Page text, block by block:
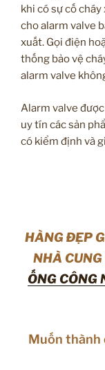
khi có sự cố
cho alarm valve
xuất. Gọi điện
thống bảo vệ
alarm valve
Alarm valve được
uy tín các sản
có kiểm định và
HÀNG ĐẸP
NHÀ
ỐNG CÔNG
Muốn thành